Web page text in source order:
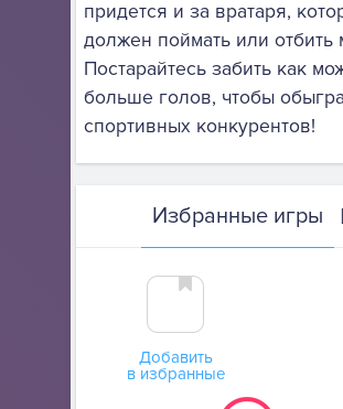
придется и за вратаря,
должен поймать или отбить
Постарайтесь забить как
больше голов, чтобы
спортивных конкурентов!
Избранные игры
Добавить
в избранные